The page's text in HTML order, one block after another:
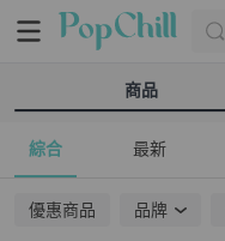
商品
綜合 最新
優惠商品 品牌